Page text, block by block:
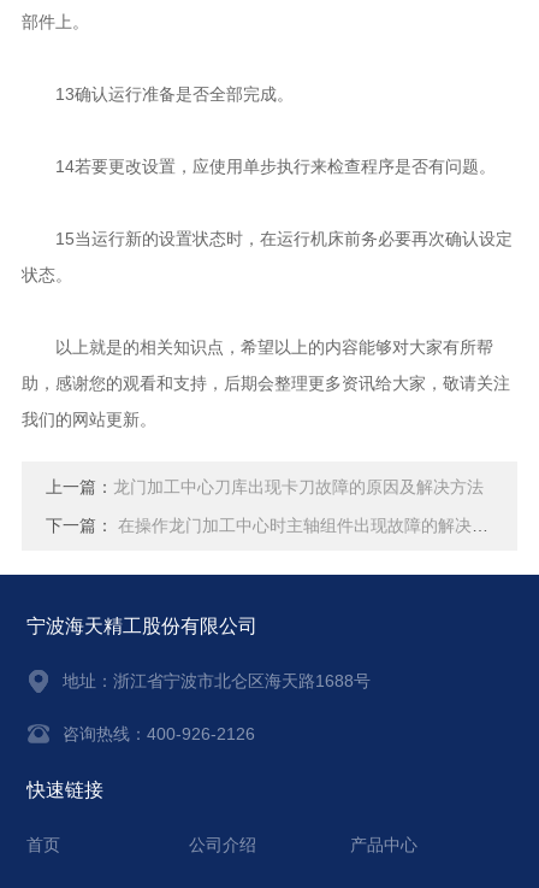
部件上。
13确认运行准备是否全部完成。
14若要更改设置，应使用单步执行来检查程序是否有问题。
15当运行新的设置状态时，在运行机床前务必要再次确认设定
状态。
以上就是的相关知识点，希望以上的内容能够对大家有所帮
助，感谢您的观看和支持，后期会整理更多资讯给大家，敬请关注
我们的网站更新。
上一篇： 龙门加工中心刀库出现卡刀故障的原因及解决方法
下一篇：
在操作龙门加工中心时主轴组件出现故障的解决方法
宁波海天精工股份有限公司
地址：浙江省宁波市北仑区海天路1688号
咨询热线：400-926-2126
快速链接
首页 公司介绍 产品中心